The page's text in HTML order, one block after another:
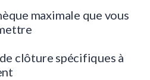
maximale que vous
clôture spécifiques à